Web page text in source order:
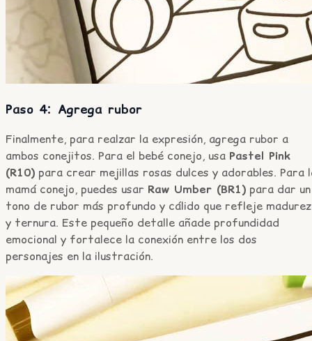
Paso 4: Agrega rubor
Finalmente, para realzar la expresión, agrega rubor a
ambos conejitos. Para el bebé conejo, usa Pastel Pink
(R10) para crear mejillas rosas dulces y adorables. Para
mamá conejo, puedes usar Raw Umber (BR1) para dar un
tono de rubor más profundo y cálido que refleje madurez
y ternura. Este pequeño detalle añade profundidad
emocional y fortalece la conexión entre los dos
personajes en la ilustración.